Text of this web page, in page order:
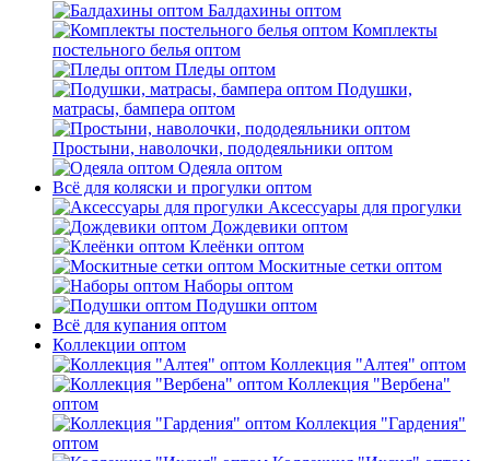
Балдахины оптом
Комплекты
постельного белья оптом
Пледы оптом
Подушки,
матрасы, бампера оптом
Простыни, наволочки, пододеяльники оптом
Одеяла оптом
Всё для коляски и прогулки оптом
Аксессуары для прогулки
Дождевики оптом
Клеёнки оптом
Москитные сетки оптом
Наборы оптом
Подушки оптом
Всё для купания оптом
Коллекции оптом
Коллекция "Алтея" оптом
Коллекция "Вербена"
оптом
Коллекция "Гардения"
оптом